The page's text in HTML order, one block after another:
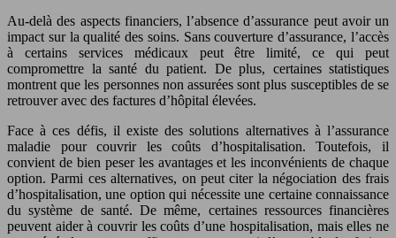
Au-delà des aspects financiers, l’absence d’assurance peut avoir un
impact sur la qualité des soins. Sans couverture d’assurance, l’accès
à certains services médicaux peut être limité, ce qui peut
compromettre la santé du patient. De plus, certaines statistiques
montrent que les personnes non assurées sont plus susceptibles de se
retrouver avec des factures d’hôpital élevées.
Face à ces défis, il existe des solutions alternatives à l’assurance
maladie pour couvrir les coûts d’hospitalisation. Toutefois, il
convient de bien peser les avantages et les inconvénients de chaque
option. Parmi ces alternatives, on peut citer la négociation des frais
d’hospitalisation, une option qui nécessite une certaine connaissance
du système de santé. De même, certaines ressources financières
peuvent aider à couvrir les coûts d’une hospitalisation, mais elles ne